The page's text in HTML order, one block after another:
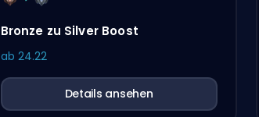
Bronze zu Silver Boost
ab 24.22
Details ansehen